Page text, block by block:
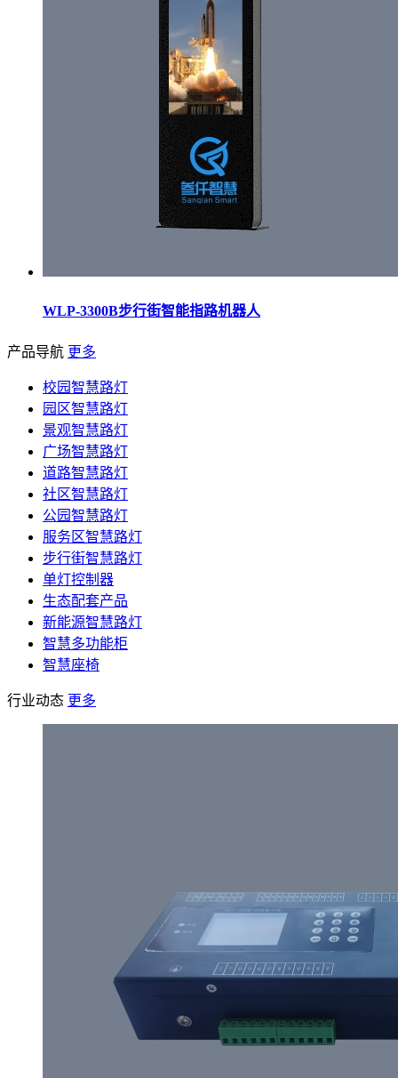
WLP-3300B步行街智能指路机器人
产品导航 更多
校园智慧路灯
园区智慧路灯
景观智慧路灯
广场智慧路灯
道路智慧路灯
社区智慧路灯
公园智慧路灯
服务区智慧路灯
步行街智慧路灯
单灯控制器
生态配套产品
新能源智慧路灯
智慧多功能柜
智慧座椅
行业动态 更多